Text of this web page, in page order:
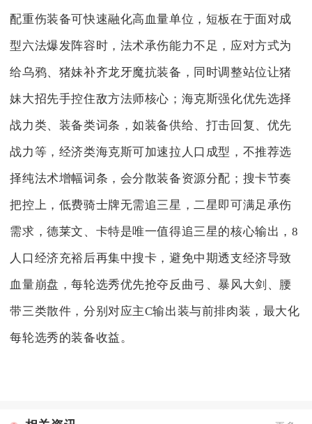
配重伤装备可快速融化高血量单位，短板在于面对成
型六法爆发阵容时，法术承伤能力不足，应对方式为
给乌鸦、猪妹补齐龙牙魔抗装备，同时调整站位让猪
妹大招先手控住敌方法师核心；海克斯强化优先选择
战力类、装备类词条，如装备供给、打击回复、优先
战力等，经济类海克斯可加速拉人口成型，不推荐选
择纯法术增幅词条，会分散装备资源分配；搜卡节奏
把控上，低费骑士牌无需追三星，二星即可满足承伤
需求，德莱文、卡特是唯一值得追三星的核心输出，8
人口经济充裕后再集中搜卡，避免中期透支经济导致
血量崩盘，每轮选秀优先抢夺反曲弓、暴风大剑、腰
带三类散件，分别对应主C输出装与前排肉装，最大化
每轮选秀的装备收益。